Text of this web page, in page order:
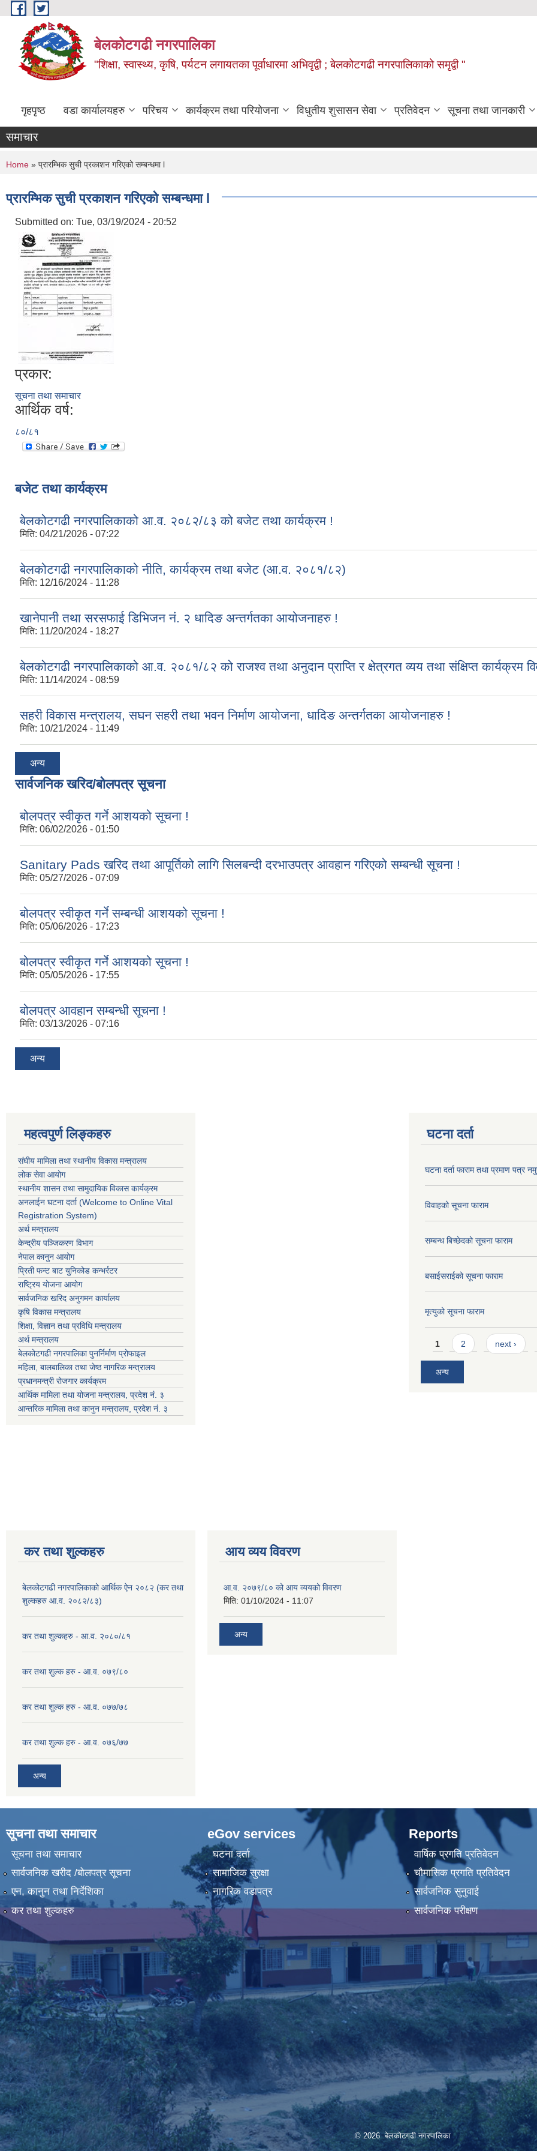
Skip to main content
बेलकोटगढी नगरपालिका
"शिक्षा, स्वास्थ्य, कृषि, पर्यटन लगायतका पूर्वाधारमा अभिवृद्वी ; बेलकोटगढी नगरपालिकाको समृद्वी "
गृहपृष्ठ वडा कार्यालयहरु परिचय कार्यक्रम तथा परियोजना विधुतीय शुसासन सेवा प्रतिवेदन सूचना तथा जानकारी
समाचार
You are here
Home » प्रारम्भिक सुची प्रकाशन गरिएको सम्बन्धमा l
प्रारम्भिक सुची प्रकाशन गरिएको सम्बन्धमा l
Submitted on: Tue, 03/19/2024 - 20:52
प्रकार:
सूचना तथा समाचार
आर्थिक वर्ष:
८०/८१
बजेट तथा कार्यक्रम
बेलकोटगढी नगरपालिकाको आ.व. २०८२/८३ को बजेट तथा कार्यक्रम !
मिति: 04/21/2026 - 07:22
बेलकोटगढी नगरपालिकाको नीति, कार्यक्रम तथा बजेट (आ.व. २०८१/८२)
मिति: 12/16/2024 - 11:28
खानेपानी तथा सरसफाई डिभिजन नं. २ धादिङ अन्तर्गतका आयोजनाहरु !
मिति: 11/20/2024 - 18:27
बेलकोटगढी नगरपालिकाको आ.व. २०८१/८२ को राजश्व तथा अनुदान प्राप्ति र क्षेत्रगत व्यय तथा संक्षिप्त कार्यक्रम
मिति: 11/14/2024 - 08:59
सहरी विकास मन्त्रालय, सघन सहरी तथा भवन निर्माण आयोजना, धादिङ अन्तर्गतका आयोजनाहरु !
मिति: 10/21/2024 - 11:49
अन्य
सार्वजनिक खरिद/बोलपत्र सूचना
बोलपत्र स्वीकृत गर्ने आशयको सूचना !
मिति: 06/02/2026 - 01:50
Sanitary Pads खरिद तथा आपूर्तिको लागि सिलबन्दी दरभाउपत्र आवहान गरिएको सम्बन्धी सूचना !
मिति: 05/27/2026 - 07:09
बोलपत्र स्वीकृत गर्ने सम्बन्धी आशयको सूचना !
मिति: 05/06/2026 - 17:23
बोलपत्र स्वीकृत गर्ने आशयको सूचना !
मिति: 05/05/2026 - 17:55
बोलपत्र आवहान सम्बन्धी सूचना !
मिति: 03/13/2026 - 07:16
अन्य
महत्वपुर्ण लिङ्कहरु
संघीय मामिला तथा स्थानीय विकास मन्त्रालय
लोक सेवा आयोग
स्थानीय शासन तथा सामुदायिक विकास कार्यक्रम
अनलाईन घटना दर्ता (Welcome to Online Vital
Registration System)
अर्थ मन्त्रालय
केन्द्रीय पञ्जिकरण विभाग
नेपाल कानुन आयोग
प्रिती फन्ट बाट युनिकोड कन्भर्रटर
राष्ट्रिय योजना आयोग
सार्वजनिक खरिद अनुगमन कार्यालय
कृषि विकास मन्त्रालय
शिक्षा, विज्ञान तथा प्रविधि मन्त्रालय
अर्थ मन्त्रालय
बेलकोटगढी नगरपालिका पुनर्निर्माण प्रोफाइल
महिला, बालबालिका तथा जेष्ठ नागरिक मन्त्रालय
प्रधानमन्त्री रोजगार कार्यक्रम
आर्थिक मामिला तथा योजना मन्त्रालय, प्रदेश नं. ३
आन्तरिक मामिला तथा कानुन मन्त्रालय, प्रदेश नं. ३
घटना दर्ता
घटना दर्ता फाराम तथा प्रमाण पत्र
विवाहको सूचना फाराम
सम्बन्ध बिच्छेदको सूचना फाराम
बसाईसराईको सूचना फाराम
मृत्युको सूचना फाराम
Pages
1 2 next ›
अन्य
कर तथा शुल्कहरु
बेलकोटगढी नगरपालिकाको आर्थिक ऐन २०८२ (कर तथा
शुल्कहरु आ.व. २०८२/८३)
कर तथा शुल्कहरु - आ.व. २०८०/८१
कर तथा शुल्क हरु - आ.व. ०७९/८०
कर तथा शुल्क हरु - आ.व. ०७७/७८
कर तथा शुल्क हरु - आ.व. ०७६/७७
अन्य
आय व्यय विवरण
आ.व. २०७९/८० को आय व्ययको विवरण
मिति: 01/10/2024 - 11:07
अन्य
सूचना तथा समाचार
सूचना तथा समाचार
सार्वजनिक खरीद /बोलपत्र सूचना
एन, कानुन तथा निर्देशिका
कर तथा शुल्कहरु
eGov services
घटना दर्ता
सामाजिक सुरक्षा
नागरिक वडापत्र
Reports
वार्षिक प्रगति प्रतिवेदन
चौमासिक प्रगति प्रतिवेदन
सार्वजनिक सुनुवाई
सार्वजनिक परीक्षण
© 2026 बेलकोटगढी नगरपालिका